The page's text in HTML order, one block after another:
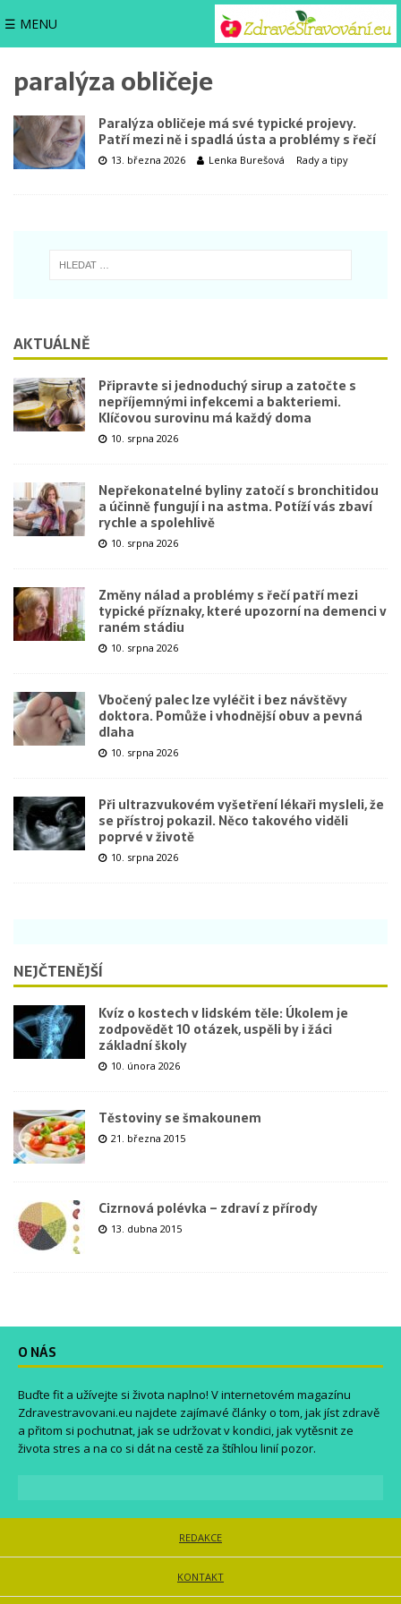
☰ MENU
paralýza obličeje
Paralýza obličeje má své typické projevy.
Patří mezi ně i spadlá ústa a problémy s řečí
13. března 2026 Lenka Burešová Rady a tipy
AKTUÁLNĚ
Připravte si jednoduchý sirup a zatočte s
nepříjemnými infekcemi a bakteriemi.
Klíčovou surovinu má každý doma
10. srpna 2026
Nepřekonatelné byliny zatočí s bronchitidou
a účinně fungují i na astma. Potíží vás zbaví
rychle a spolehlivě
10. srpna 2026
Změny nálad a problémy s řečí patří mezi
typické příznaky, které upozorní na demenci v
raném stádiu
10. srpna 2026
Vbočený palec lze vyléčit i bez návštěvy
doktora. Pomůže i vhodnější obuv a pevná
dlaha
10. srpna 2026
Při ultrazvukovém vyšetření lékaři mysleli, že
se přístroj pokazil. Něco takového viděli
poprvé v životě
10. srpna 2026
NEJČTENĚJŠÍ
Kvíz o kostech v lidském těle: Úkolem je
zodpovědět 10 otázek, uspěli by i žáci
základní školy
10. února 2026
Těstoviny se šmakounem
21. března 2015
Cizrnová polévka – zdraví z přírody
13. dubna 2015
O NÁS
Buďte fit a užívejte si života naplno! V internetovém magazínu
Zdravestravovani.eu najdete zajímavé články o tom, jak jíst zdravě
a přitom si pochutnat, jak se udržovat v kondici, jak vytěsnit ze
života stres a na co si dát na cestě za štíhlou linií pozor.
REDAKCE
KONTAKT